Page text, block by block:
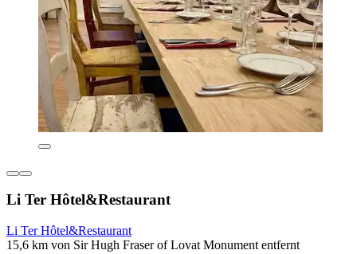
Li Ter Hôtel&Restaurant
Li Ter Hôtel&Restaurant
15,6 km von Sir Hugh Fraser of Lovat Monument entfernt